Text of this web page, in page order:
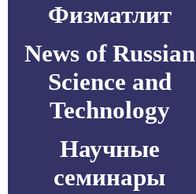
Физматлит
News of Russian
Science and
Technology
Научные
семинары